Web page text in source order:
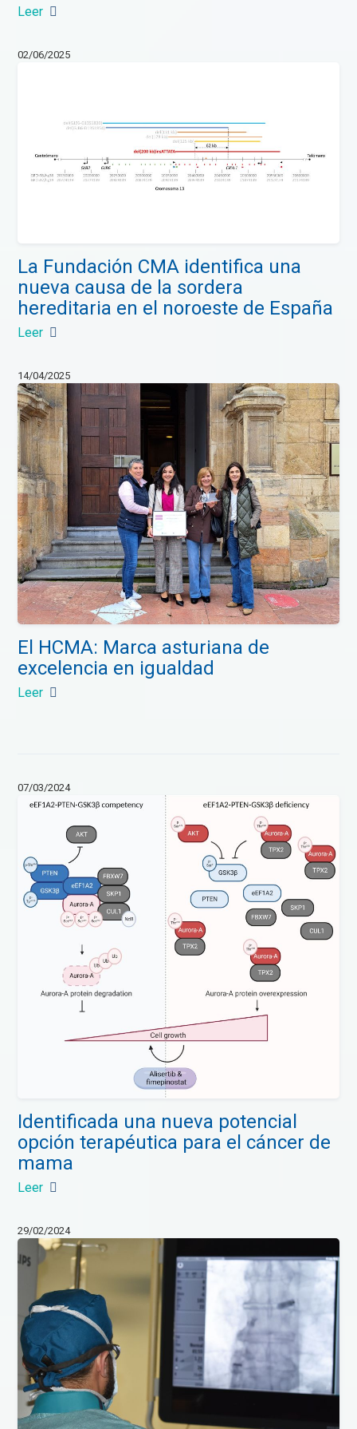
Leer
02/06/2025
La Fundación CMA identifica una
nueva causa de la sordera
hereditaria en el noroeste de España
Leer
14/04/2025
El HCMA: Marca asturiana de
excelencia en igualdad
Leer
07/03/2024
Identificada una nueva potencial
opción terapéutica para el cáncer de
mama
Leer
29/02/2024